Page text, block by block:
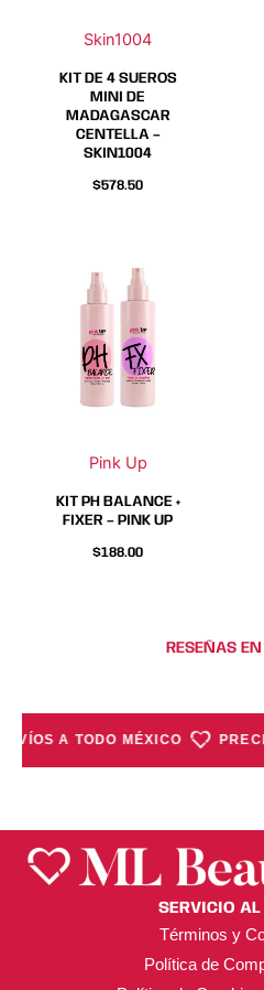
Skin1004
KIT DE 4 SUEROS
MINI DE
MADAGASCAR
CENTELLA –
SKIN1004
$578.50
Pink Up
KIT PH BALANCE +
FIXER – PINK UP
$188.00
RESEÑAS
A TODO MÉXICO
SERVICIO
Términos y
Política de